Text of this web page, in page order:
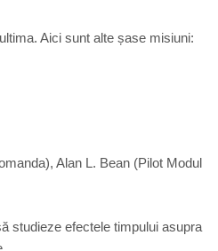
Aici sunt alte șase misiuni:
Alan L. Bean (Pilot Modul
studieze efectele timpului asupra